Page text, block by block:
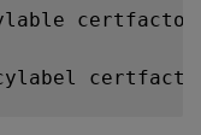
certfactor